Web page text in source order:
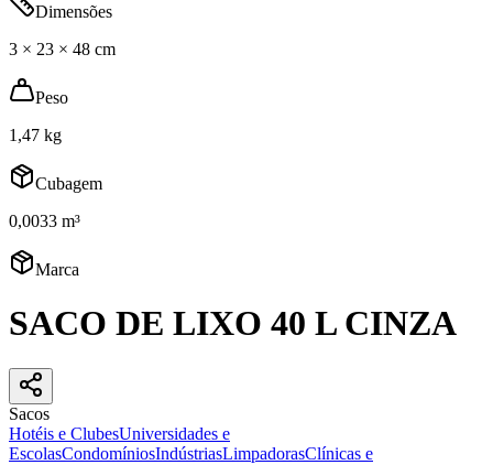
Dimensões
3 × 23 × 48 cm
Peso
1,47 kg
Cubagem
0,0033 m³
Marca
SACO DE LIXO 40 L CINZA
Sacos
Hotéis e ClubesUniversidades e
EscolasCondomíniosIndústriasLimpadorasClínicas e